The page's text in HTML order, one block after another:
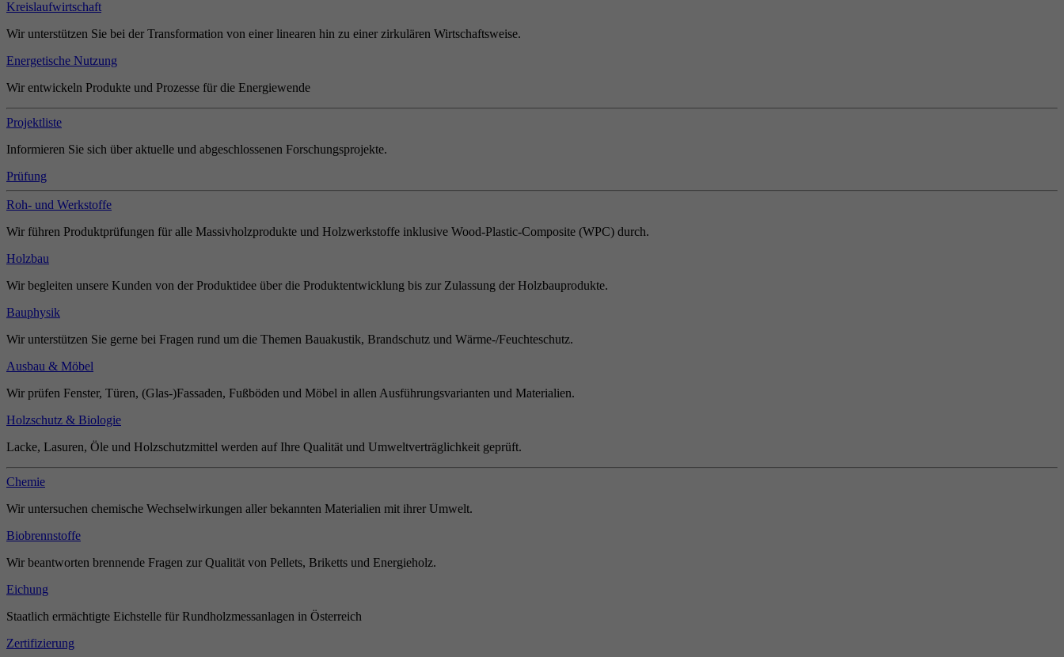
Kreislaufwirtschaft
Wir unterstützen Sie bei der Transformation von einer linearen hin zu einer zirkulären Wirtschaftsweise.
Energetische Nutzung
Wir entwickeln Produkte und Prozesse für die Energiewende
Projektliste
Informieren Sie sich über aktuelle und abgeschlossenen Forschungsprojekte.
Prüfung
Roh- und Werkstoffe
Wir führen Produktprüfungen für alle Massivholzprodukte und Holzwerkstoffe inklusive Wood-Plastic-Composite (WPC) durch.
Holzbau
Wir begleiten unsere Kunden von der Produktidee über die Produktentwicklung bis zur Zulassung der Holzbauprodukte.
Bauphysik
Wir unterstützen Sie gerne bei Fragen rund um die Themen Bauakustik, Brandschutz und Wärme-/Feuchteschutz.
Ausbau & Möbel
Wir prüfen Fenster, Türen, (Glas-)Fassaden, Fußböden und Möbel in allen Ausführungsvarianten und Materialien.
Holzschutz & Biologie
Lacke, Lasuren, Öle und Holzschutzmittel werden auf Ihre Qualität und Umweltverträglichkeit geprüft.
Chemie
Wir untersuchen chemische Wechselwirkungen aller bekannten Materialien mit ihrer Umwelt.
Biobrennstoffe
Wir beantworten brennende Fragen zur Qualität von Pellets, Briketts und Energieholz.
Eichung
Staatlich ermächtigte Eichstelle für Rundholzmessanlagen in Österreich
Zertifizierung